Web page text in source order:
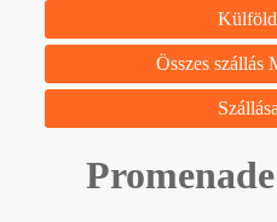
Összes szállás